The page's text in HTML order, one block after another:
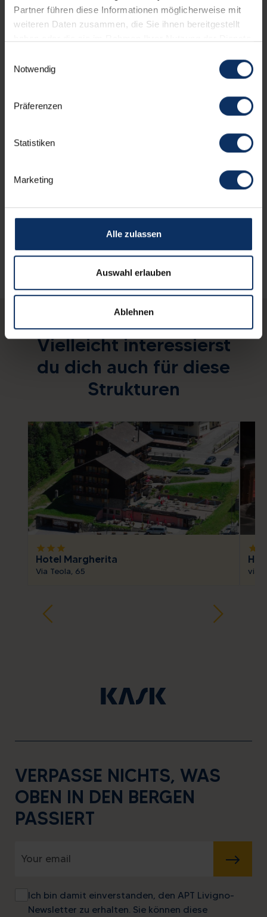
Partner führen diese Informationen möglicherweise mit
weiteren Daten zusammen, die Sie ihnen bereitgestellt
Notwendig
Präferenzen
Statistiken
Marketing
Alle zulassen
Auswahl erlauben
Ablehnen
Dienstleistungen
Parkplatz
Andere Serviceleistungen
Vielleicht interessierst
du dich auch für diese
Strukturen
starstarstar
Hotel Margherita
Via Teola, 65
star
via
VERPASSE NICHTS, WAS
OBEN IN DEN BERGEN
PASSIERT
SENDEN
Ich bin damit einverstanden, den APT Livigno-
Newsletter zu erhalten. Sie können diese